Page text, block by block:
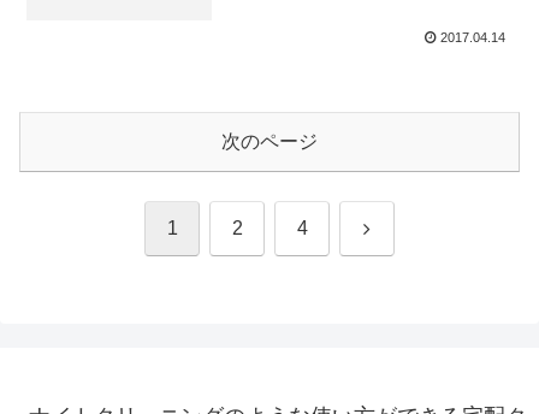
2017.04.14
次のページ
1 2 4 次